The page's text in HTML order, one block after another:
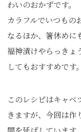
わいのおかずです。
カラフルでいつもの
なるほか、箸休めに
福神漬けやらっきょ
してもおすすめです。
このレシピはキャベ
きますが、今回は作